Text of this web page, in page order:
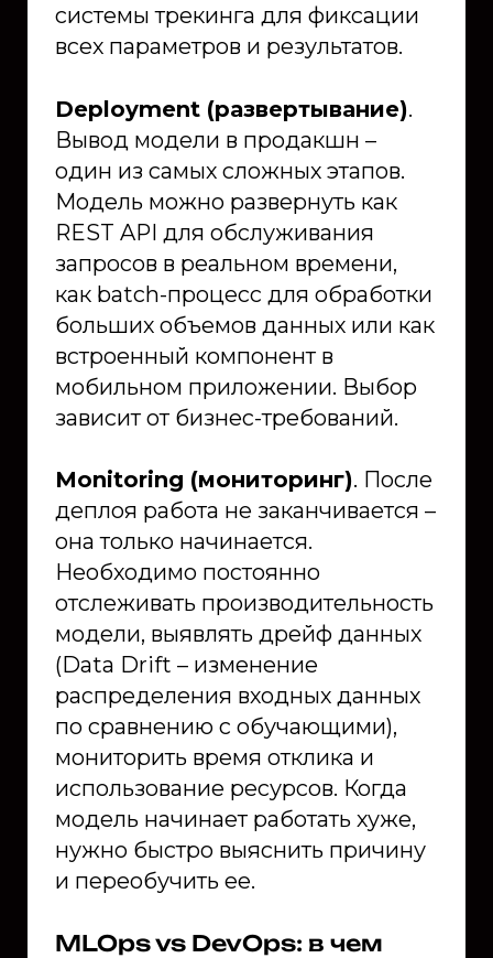
системы трекинга для фиксации
всех параметров и результатов.
Deployment (развертывание).
Вывод модели в продакшн –
один из самых сложных этапов.
Модель можно развернуть как
REST API для обслуживания
запросов в реальном времени,
как batch-процесс для обработки
больших объемов данных или как
встроенный компонент в
мобильном приложении. Выбор
зависит от бизнес-требований.
Monitoring (мониторинг). После
деплоя работа не заканчивается –
она только начинается.
Необходимо постоянно
отслеживать производительность
модели, выявлять дрейф данных
(Data Drift – изменение
распределения входных данных
по сравнению с обучающими),
мониторить время отклика и
использование ресурсов. Когда
модель начинает работать хуже,
нужно быстро выяснить причину
и переобучить ее.
MLOps vs DevOps: в чем